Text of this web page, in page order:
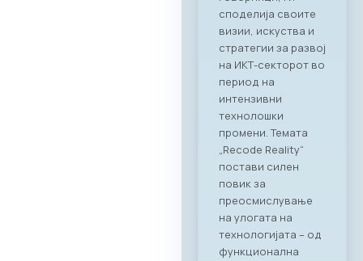
индустријата со
цел градење нови
партнерства и
истражување на
можности за
соработка во
опуштена, но
професионална
атмосфера.
Синергија помеѓу
технологијата и
врвното
угостителство
Главниот фокус на
„CONNECT & TASTE“